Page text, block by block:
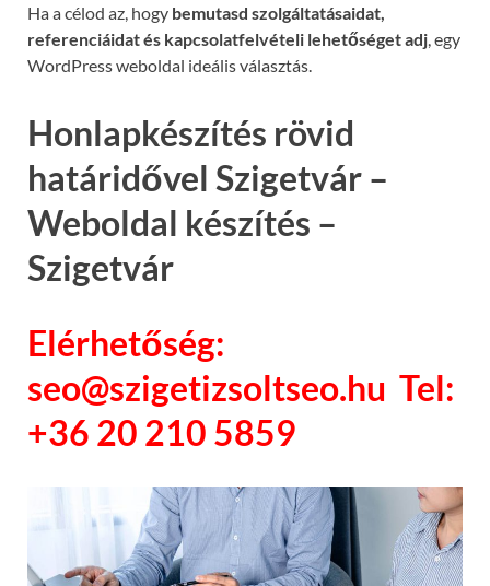
Ha a célod az, hogy bemutasd szolgáltatásaidat,
referenciáidat és kapcsolatfelvételi lehetőséget adj , egy
WordPress weboldal ideális választás.
Honlapkészítés rövid
határidővel Szigetvár –
Weboldal készítés –
Szigetvár
Elérhetőség:
seo@szigetizsoltseo.hu Tel:
+36 20 210 5859